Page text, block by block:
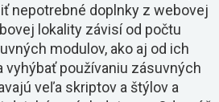
nepotrebné doplnky z webovej
lokality závisí od počtu
modulov, ako aj od ich
vyhýbať používaniu zásuvných
veľa skriptov a štýlov a